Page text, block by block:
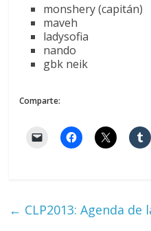
monshery (capitán)
maveh
ladysofia
nando
gbk neik
Comparte:
← CLP2013: Agenda